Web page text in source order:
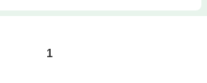
1